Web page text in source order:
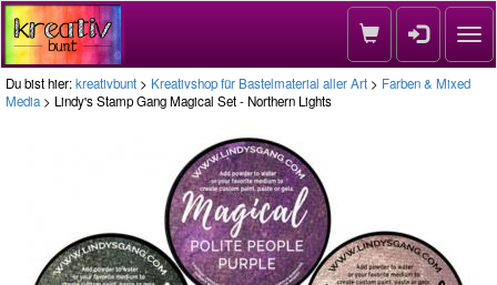
Du bist hier:kreativbunt > Kreativshop für Bastelmaterial aller Art > Farben & Mixed
Media > Lindy's Stamp Gang Magical Set - Northern Lights